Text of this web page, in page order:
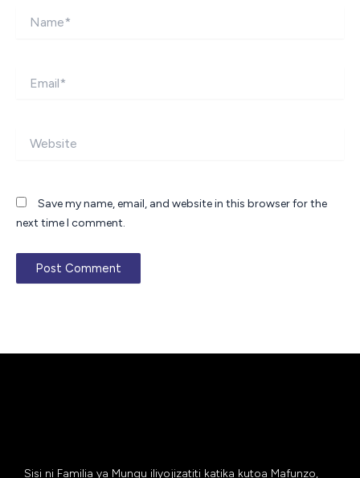
Save my name, email, and website in this browser for the
next time I comment.
Sisi ni Familia ya Mungu iliyojizatiti katika kutoa Mafunzo,